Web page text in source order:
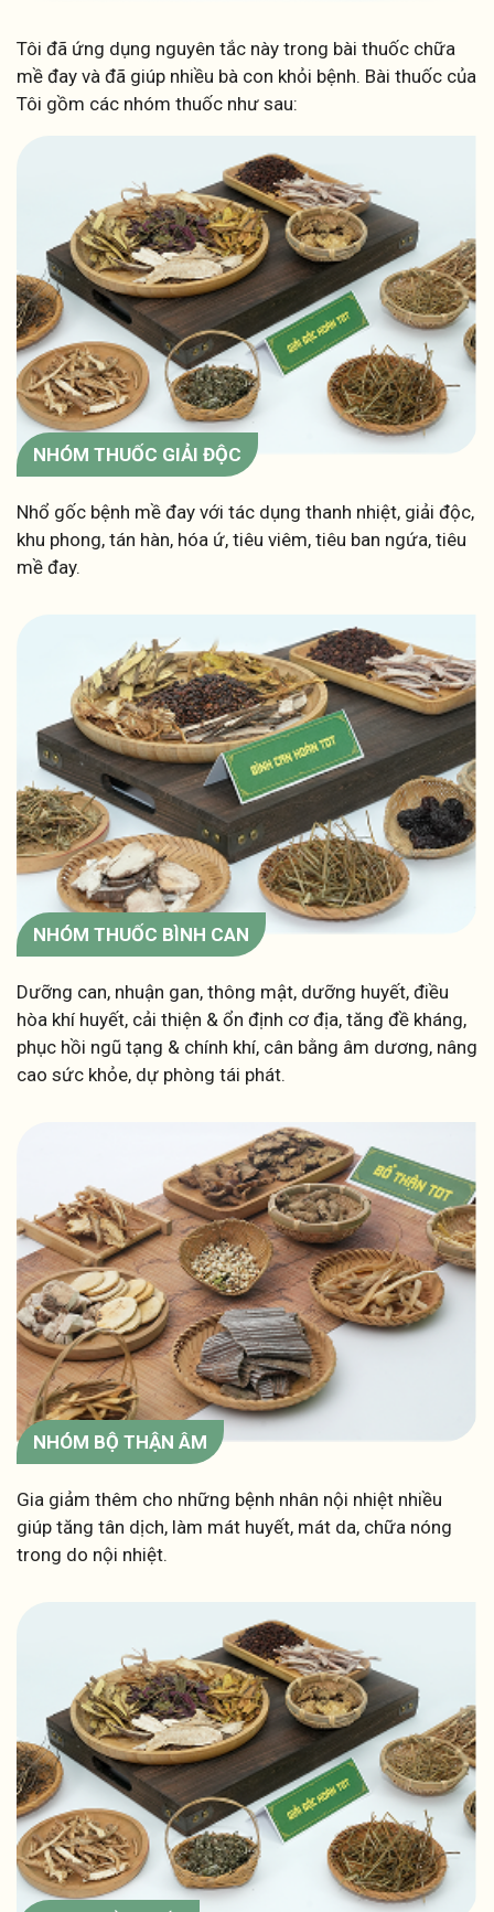
Tôi đã ứng dụng nguyên tắc này trong bài thuốc chữa
mề đay và đã giúp nhiều bà con khỏi bệnh. Bài thuốc của
Tôi gồm các nhóm thuốc như sau:
NHÓM THUỐC GIẢI ĐỘC
Nhổ gốc bệnh mề đay với tác dụng thanh nhiệt, giải độc,
khu phong, tán hàn, hóa ứ, tiêu viêm, tiêu ban ngứa, tiêu
mề đay.
NHÓM THUỐC BÌNH CAN
Dưỡng can, nhuận gan, thông mật, dưỡng huyết, điều
hòa khí huyết, cải thiện & ổn định cơ địa, tăng đề kháng,
phục hồi ngũ tạng & chính khí, cân bằng âm dương, nâng
cao sức khỏe, dự phòng tái phát.
NHÓM BỘ THẬN ÂM
Gia giảm thêm cho những bệnh nhân nội nhiệt nhiều
giúp tăng tân dịch, làm mát huyết, mát da, chữa nóng
trong do nội nhiệt.